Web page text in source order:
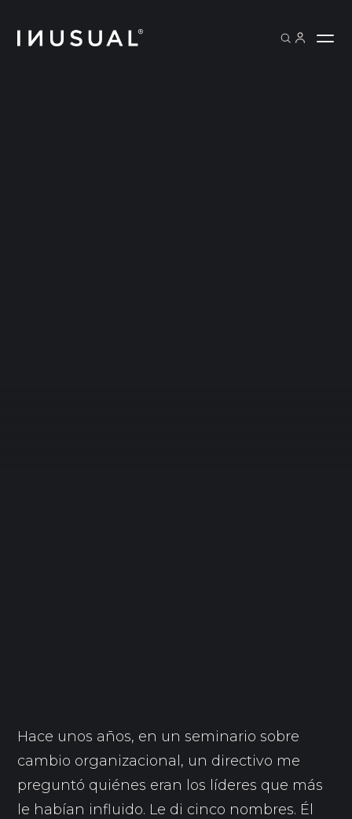
Hace unos años, en un seminario sobre
cambio organizacional, un directivo me
preguntó quiénes eran los líderes que más
le habían influido. Le di cinco nombres. Él